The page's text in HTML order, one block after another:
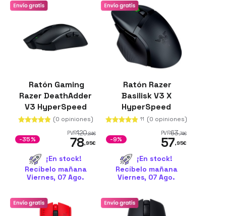
Ratón Gaming
Razer DeathAdder
V3 HyperSpeed
Inalámbrico
HyperSpeed
2.4GHz
(0 opiniones)
PVR120,84€
78,95€
-35%
¡En stock!
Recíbelo mañana
Viernes, 07 Ago.
Ratón Razer
Basilisk V3 X
HyperSpeed
Bluetooth 18000
11 (0 opiniones)
PVR63,74€
57,95€
-9%
¡En stock!
Recíbelo mañana
Viernes, 07 Ago.